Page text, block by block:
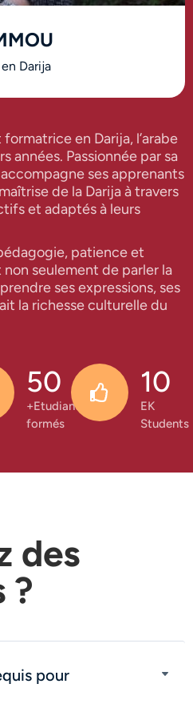
Darija
en Darija, l’arabe
années. Passionnée par sa
ses apprenants
de la Darija à travers
et adaptés à leurs
patience et
seulement de parler la
ses expressions, ses
la richesse culturelle du
50
+Etudiants
formés
10
EK
Students
des
?
pour